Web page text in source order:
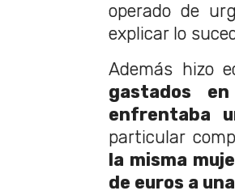
operado de
explicar lo
Además hizo
gastados
enfrentaba
particular
la misma
de euros a